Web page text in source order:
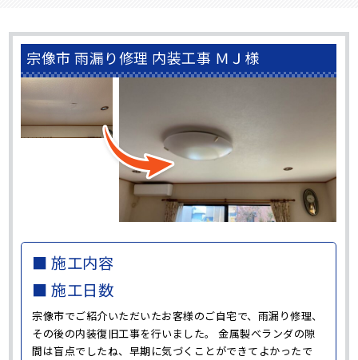
宗像市 雨漏り修理 内装工事 ＭＪ様
■ 施工内容
■ 施工日数
宗像市でご紹介いただいたお客様のご自宅で、雨漏り修理、
その後の内装復旧工事を行いました。 金属製ベランダの隙
間は盲点でしたね、早期に気づくことができてよかったで